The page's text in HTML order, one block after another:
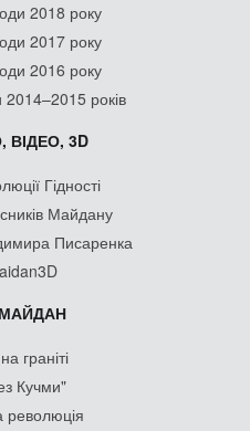
2018 року
2017 року
2016 року
2014–2015 років
ВІДЕО, 3D
Гідності
Майдану
Писаренка
граніті
Кучми"